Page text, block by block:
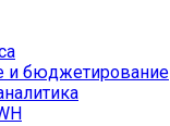
и бюджетирование